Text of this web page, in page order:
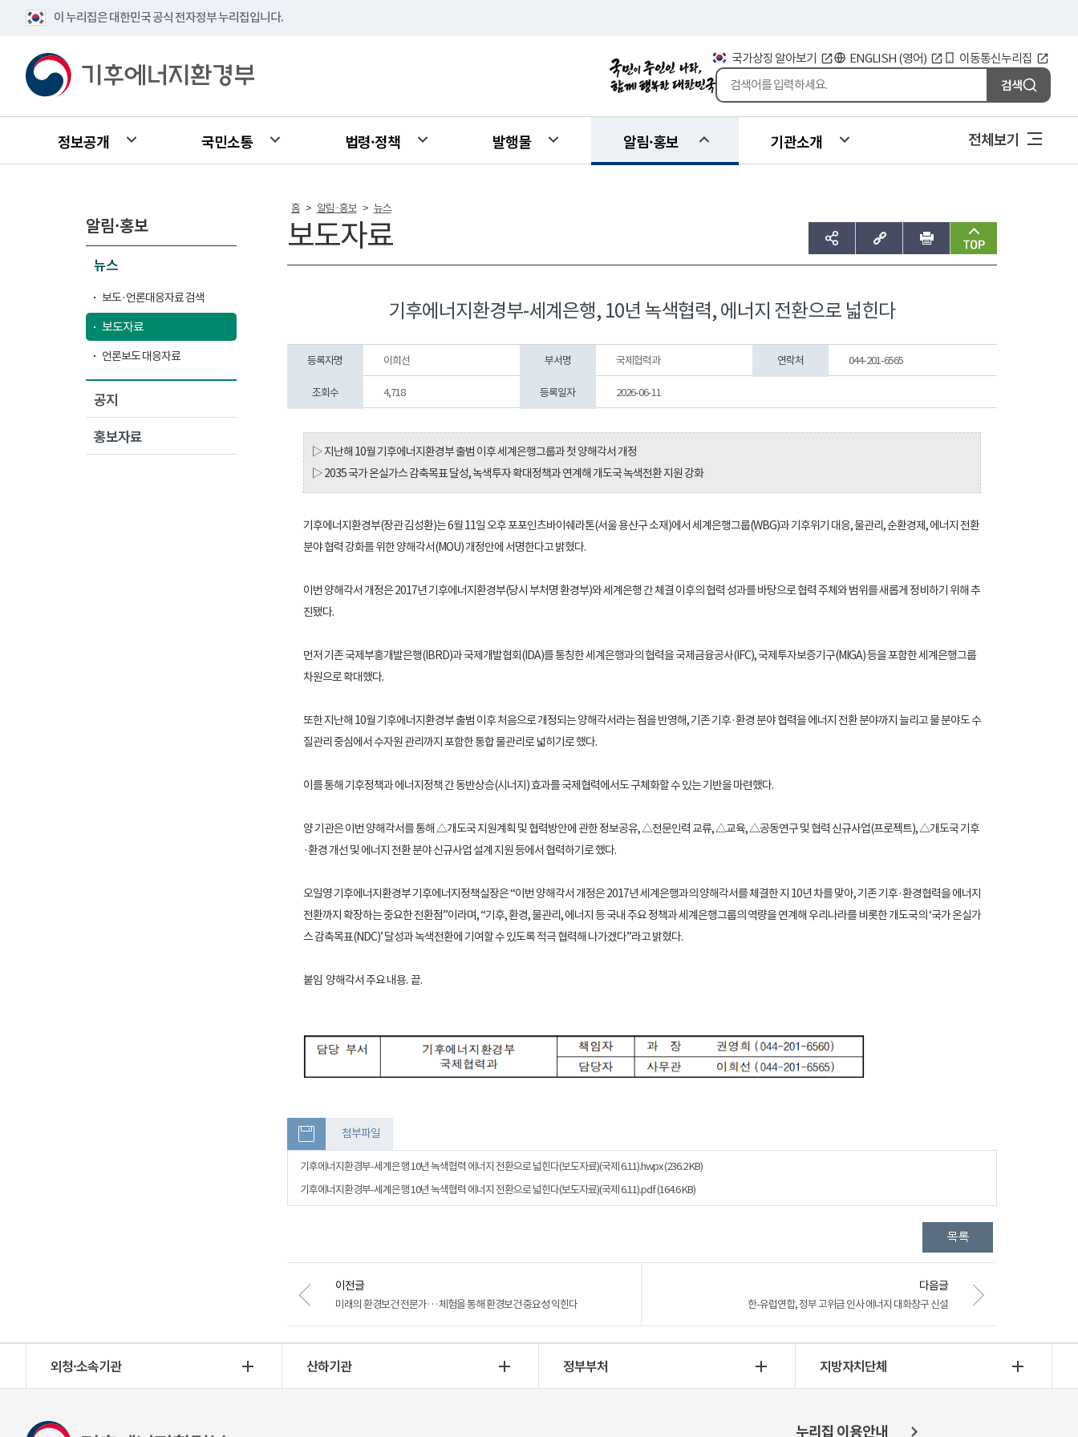
이 누리집은 대한민국 공식 전자정부 누리집입니다.
국가상징 알아보기 ENGLISH (영어) 이동통신누리집
검색
정보공개 국민소통 법령·정책 발행물 알림·홍보 기관소개 전체보기
알림·홍보
뉴스
보도·언론대응자료 검색
보도자료
언론보도 대응자료
공지
홍보자료
홈 > 알림·홍보 > 뉴스
보도자료 sns공유하기 주소복사 인쇄 맨위로
기후에너지환경부-세계은행, 10년 녹색협력, 에너지 전환으로 넓힌다
등록자명 이희선 부서명 국제협력과 연락처 044-201-6565
조회수 4,718 등록일자 2026-06-11
▷ 지난해 10월 기후에너지환경부 출범 이후 세계은행그룹과 첫 양해각서 개정
▷ 2035 국가 온실가스 감축목표 달성, 녹색투자 확대정책과 연계해 개도국 녹색전환 지원 강화
기후에너지환경부(장관 김성환)는 6월 11일 오후 포포인츠바이쉐라톤(서울 용산구 소재)에서 세계은행그룹(WBG)과 기후위기 대응, 물관리, 순환경제, 에너지 전환
분야 협력 강화를 위한 양해각서(MOU) 개정안에 서명한다고 밝혔다.
이번 양해각서 개정은 2017년 기후에너지환경부(당시 부처명 환경부)와 세계은행 간 체결 이후의 협력 성과를 바탕으로 협력 주체와 범위를 새롭게 정비하기 위해 추
진됐다.
먼저 기존 국제부흥개발은행(IBRD)과 국제개발협회(IDA)를 통칭한 세계은행과의 협력을 국제금융공사(IFC), 국제투자보증기구(MIGA) 등을 포함한 세계은행그룹
차원으로 확대했다.
또한 지난해 10월 기후에너지환경부 출범 이후 처음으로 개정되는 양해각서라는 점을 반영해, 기존 기후·환경 분야 협력을 에너지 전환 분야까지 늘리고 물 분야도 수
질관리 중심에서 수자원 관리까지 포함한 통합 물관리로 넓히기로 했다.
이를 통해 기후정책과 에너지정책 간 동반상승(시너지) 효과를 국제협력에서도 구체화할 수 있는 기반을 마련했다.
양 기관은 이번 양해각서를 통해 △개도국 지원계획 및 협력방안에 관한 정보공유, △전문인력 교류, △교육, △공동연구 및 협력 신규사업(프로젝트), △개도국 기후
·환경 개선 및 에너지 전환 분야 신규사업 설계 지원 등에서 협력하기로 했다.
오일영 기후에너지환경부 기후에너지정책실장은 “이번 양해각서 개정은 2017년 세계은행과의 양해각서를 체결한 지 10년 차를 맞아, 기존 기후·환경협력을 에너지
전환까지 확장하는 중요한 전환점”이라며, “기후, 환경, 물관리, 에너지 등 국내 주요 정책과 세계은행그룹의 역량을 연계해 우리나라를 비롯한 개도국의 ‘국가 온실가
스 감축목표(NDC)’ 달성과 녹색전환에 기여할 수 있도록 적극 협력해 나가겠다”라고 밝혔다.
붙임 양해각서 주요 내용. 끝.
첨부파일
기후에너지환경부-세계은행 10년 녹색협력 에너지 전환으로 넓힌다(보도자료)(국제 6.11).hwpx (236.2 KB)
기후에너지환경부-세계은행 10년 녹색협력 에너지 전환으로 넓힌다(보도자료)(국제 6.11).pdf (164.6 KB)
이전글
미래의 환경보건 전문가… 체험을 통해 환경보건 중요성 익힌다
다음글
한-유럽연합, 정부 고위급 인사 에너지 대화창구 신설
외청·소속기관 산하기관 정부부처 지방자치단체
누리집 이용안내